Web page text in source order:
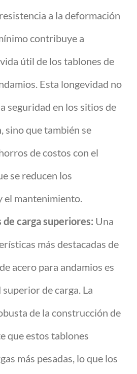
a la deformación
contribuye a
útil de los tablones de
Esta longevidad no
seguridad en los sitios de
sino que también se
de costos con el
se reducen los
el mantenimiento.
de carga superiores: Una
más destacadas de
acero para andamios es
superior de carga. La
de la construcción de
que estos tablones
más pesadas, lo que los